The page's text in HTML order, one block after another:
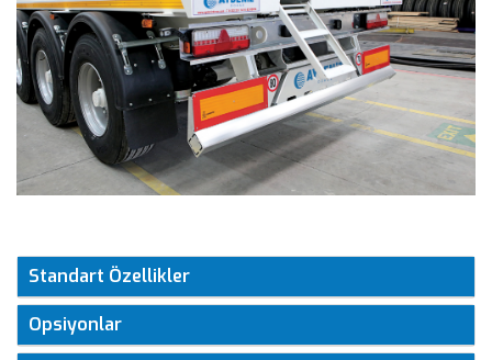
Standart Özellikler
Opsiyonlar